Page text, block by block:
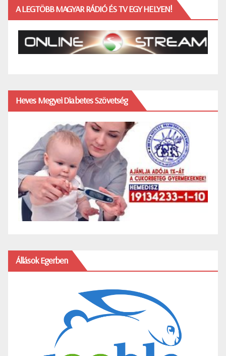
A LEGTÖBB MAGYAR RÁDIÓ ÉS TV EGY HELYEN!
Heves Megyei Diabetes Szövetség
Állások Egerben